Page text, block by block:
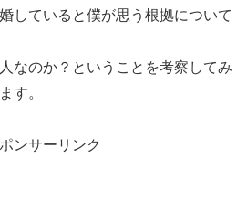
していると僕が思う根拠について
なのか？ということを考察してみ
す。
ンサーリンク